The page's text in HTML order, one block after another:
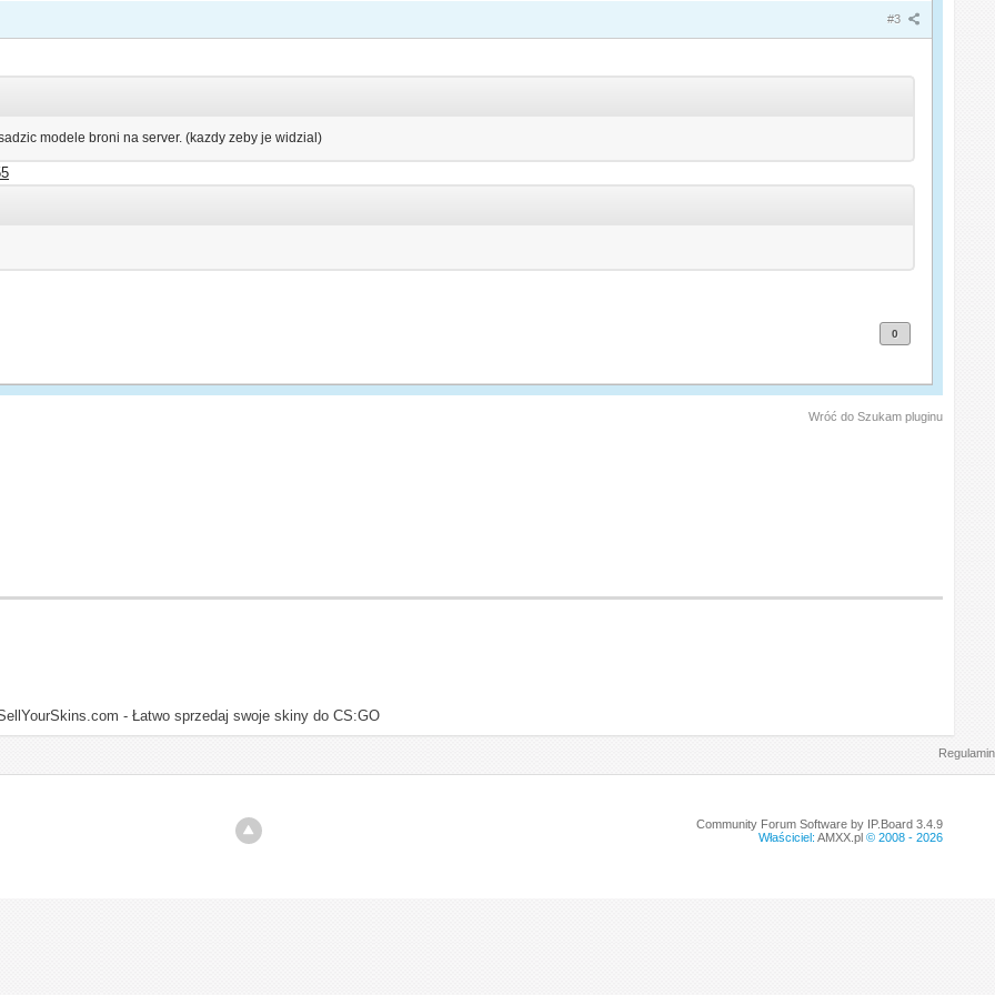
#3
modele broni na server. (kazdy zeby je widzial)
0
Wróć do Szukam pluginu
- Łatwo sprzedaj swoje skiny do CS:GO
Regulamin
Community Forum Software by IP.Board 3.4.9
Właściciel: AMXX.pl© 2008 - 2026